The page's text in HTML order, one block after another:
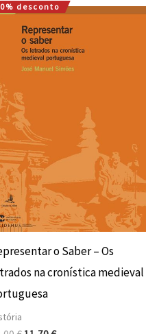
desconto
o Saber – Os
na cronística medieval
O
preço
original
era:
13,00 €.
O
preço
atual
é:
11,70 €.